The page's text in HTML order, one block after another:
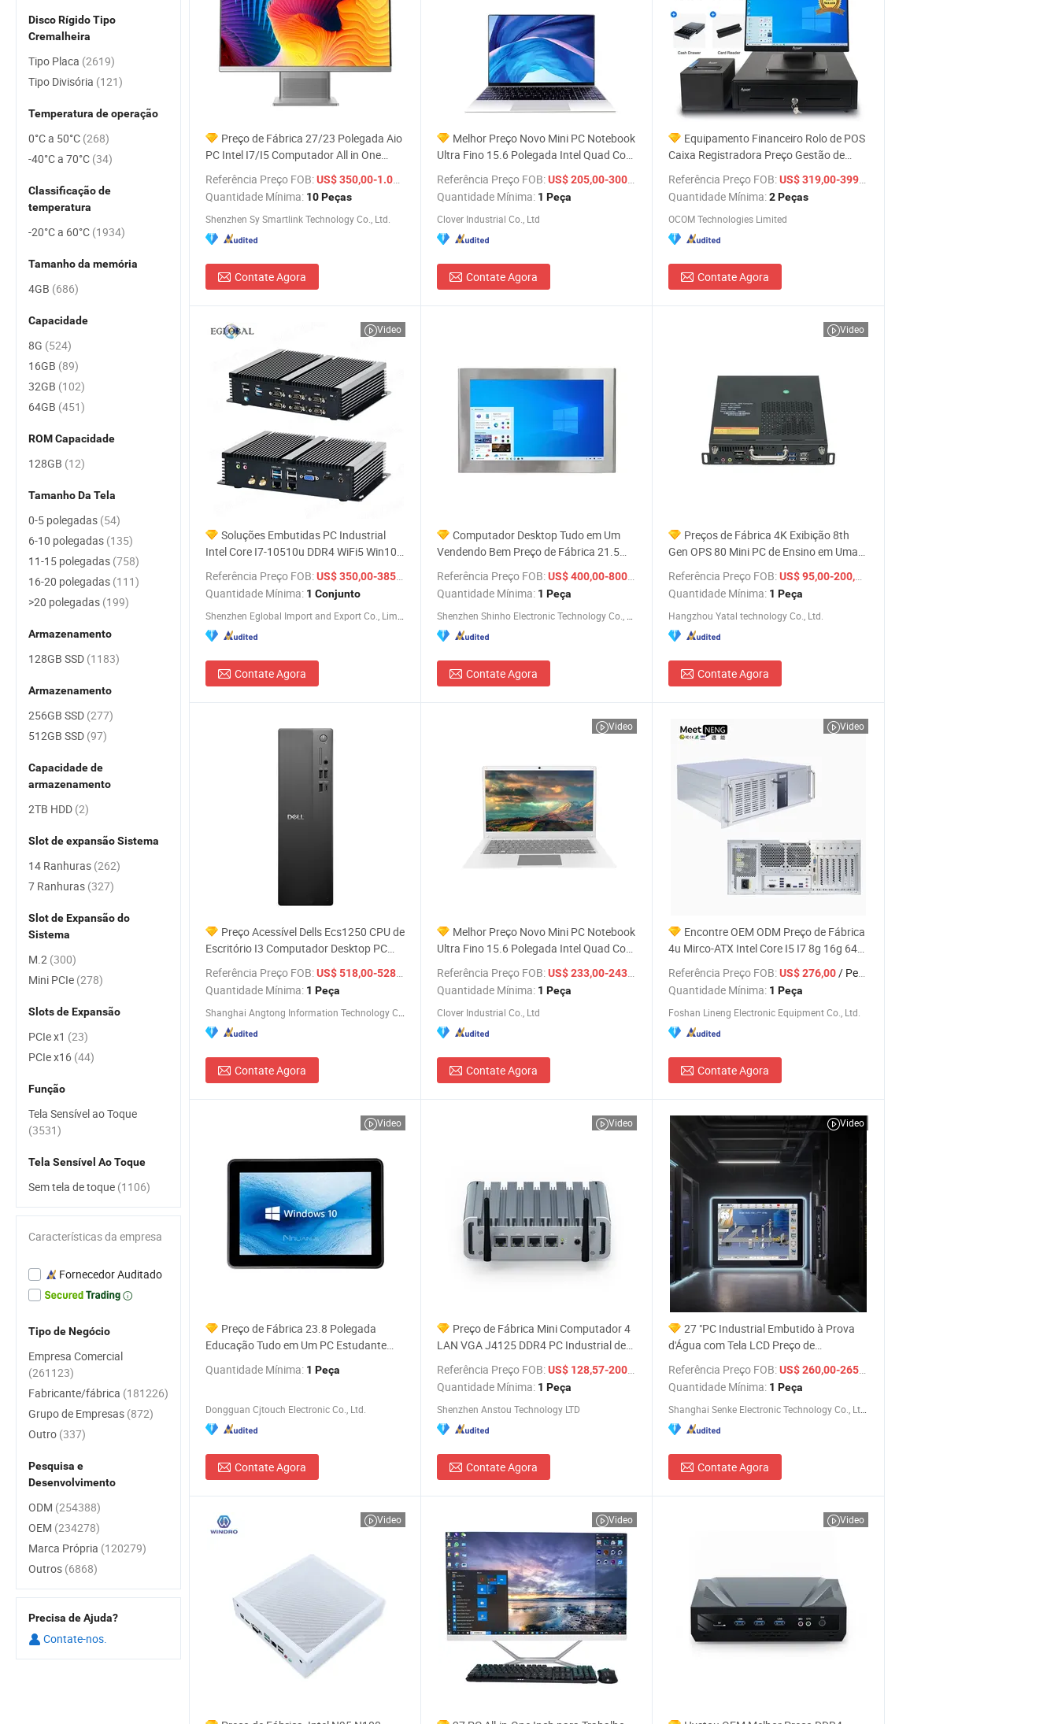
Preço de Fábrica 27/23 Polegada Aio
PC Intel I7/I5 Computador All in One
para Escritório
Referência Preço FOB:US$ 350,00-1.000,00
/ Peça
Quantidade Mínima: 10 Peças
Shenzhen Sy Smartlink Technology Co., Ltd.
Contate Agora
Melhor Preço Novo Mini PC Notebook
Ultra Fino 15.6 Polegada Intel Quad Core
Celeron 4GB + 256GB Win10
Computador Laptop para Negócios
Referência Preço FOB:US$ 205,00-300,00
/ Peça
Quantidade Mínima: 1 Peça
Clover Industrial Co., Ltd
Contate Agora
Equipamento Financeiro Rolo de POS
Caixa Registradora Preço Gestão de
Inventário Venda de Loja Gaveta de
Dinheiro Leitor de Código de Barras
Computador POS Tudo-em-Um
Referência Preço FOB:US$ 319,00-399,00
Quantidade Mínima:2 Peças
OCOM Technologies Limited
Contate Agora
Video
Soluções Embutidas PC Industrial
Intel Core I7-10510u DDR4 WiFi5 Win10
PRO Win11 Mini Computador Preço de
Fábrica
Referência Preço FOB:US$ 350,00-385,00
/ Conjunto
Quantidade Mínima: 1 Conjunto
Contate Agora
Computador Desktop Tudo em Um
Vendendo Bem Preço de Fábrica 21.5
Polegada Tela Touch Screen PC Tudo em
Um
Referência Preço FOB:US$ 400,00-800,00
/ Peça
Quantidade Mínima: 1 Peça
Contate Agora
Video
Preços de Fábrica 4K Exibição 8th
Gen OPS 80 Mini PC de Ensino em Uma
Máquina I3 I5 I7 I9 CPU OPS
Computador
Referência Preço FOB:US$ 95,00-200,00
Quantidade Mínima: 1 Peça
Hangzhou Yatal technology Co., Ltd.
Contate Agora
Preço Acessível Dells Ecs1250 CPU de
Escritório I3 Computador Desktop PC
com I3-14100 8g DDR5 512g SSD
Referência Preço FOB:US$ 518,00-528,00
/ Peça
Quantidade Mínima: 1 Peça
Contate Agora
Video
Melhor Preço Novo Mini PC Notebook
Ultra Fino 15.6 Polegada Intel Quad Core
Celeron 8GB + 128GB Win10
Computador Laptop
Referência Preço FOB:US$ 233,00-243,00
/ Peça
Quantidade Mínima: 1 Peça
Clover Industrial Co., Ltd
Contate Agora
Video
Encontre OEM ODM Preço de Fábrica
4u Mirco-ATX Intel Core I5 I7 8g 16g 64G
RS 232 RS485 Computador Industrial
Rugged Desktop
Referência Preço FOB:US$ 276,00/ Peça
Quantidade Mínima: 1 Peça
Foshan Lineng Electronic Equipment Co., Ltd.
Contate Agora
Video
Preço de Fábrica 23.8 Polegada
Educação Tudo em Um PC Estudante
Estudo Online Computador de Mesa Win
10
Quantidade Mínima: 1 Peça
Dongguan Cjtouch Electronic Co., Ltd.
Contate Agora
Video
Preço de Fábrica Mini Computador 4
LAN VGA J4125 DDR4 PC Industrial de
Mesa
Referência Preço FOB:US$ 128,57-200,36
/ Peça
Quantidade Mínima: 1 Peça
Shenzhen Anstou Technology LTD
Contate Agora
Video
27 "PC Industrial Embutido à Prova
d'Água com Tela LCD Preço de
Computador Industrial Tudo em Um
Referência Preço FOB:US$ 260,00-265,00
Quantidade Mínima: 1 Peça
Shanghai Senke Electronic Technology Co., Ltd.
Contate Agora
Video Video Video
Disco Rígido Tipo
Cremalheira
Tipo Placa (2619)
Tipo Divisória (121)
Temperatura de operação
0°C a 50°C (268)
-40°C a 70°C (34)
Classificação de
temperatura
-20°C a 60°C (1934)
Tamanho da memória
4GB (686)
Capacidade
8G (524)
16GB (89)
32GB (102)
64GB (451)
ROM Capacidade
128GB (12)
Tamanho Da Tela
0-5 polegadas (54)
6-10 polegadas (135)
11-15 polegadas (758)
16-20 polegadas (111)
>20 polegadas (199)
Armazenamento
128GB SSD (1183)
Armazenamento
256GB SSD (277)
512GB SSD (97)
Capacidade de
armazenamento
2TB HDD (2)
Slot de expansão Sistema
14 Ranhuras (262)
7 Ranhuras (327)
Slot de Expansão do
Sistema
M.2 (300)
Mini PCIe (278)
Slots de Expansão
PCIe x1 (23)
PCIe x16 (44)
Função
Tela Sensível ao Toque
(3531)
Tela Sensível Ao Toque
Sem tela de toque (1106)
Características da empresa
Fornecedor Auditado
Tipo de Negócio
Empresa Comercial
(261123)
Fabricante/fábrica (181226)
Grupo de Empresas (872)
Outro (337)
Pesquisa e
Desenvolvimento
ODM (254388)
OEM (234278)
Marca Própria (120279)
Outros (6868)
Precisa de Ajuda?
Contate-nos.